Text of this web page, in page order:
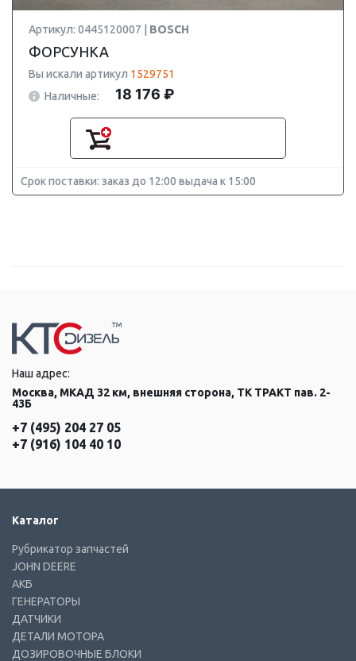
Артикул: 0445120007 | BOSCH
ФОРСУНКА
Вы искали артикул 1529751
Наличные:
18 176 ₽
Срок поставки: заказ до 12:00 выдача к 15:00
Наш адрес:
Москва, МКАД 32 км, внешняя сторона, ТК ТРАКТ пав. 2-
43Б
+7 (495) 204 27 05
+7 (916) 104 40 10
Каталог
Рубрикатор запчастей
JOHN DEERE
АКБ
ГЕНЕРАТОРЫ
ДАТЧИКИ
ДЕТАЛИ МОТОРА
ДОЗИРОВОЧНЫЕ БЛОКИ